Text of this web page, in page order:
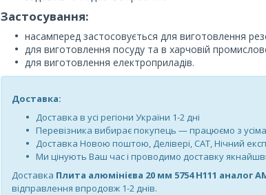
Застосування:
насамперед застосовується для виготовлення
для виготовлення посуду та в харчовій
для виготовлення електроприладів.
Доставка:
Доставка в усі регіони України 1-2 дні
Перевізника вибирає покупець — працюємо з
Доставка Новою поштою, Делівері, САТ, Нічний
Ми цінують Ваш час і проводимо доставку
Доставка Плита алюмінієва 20 мм 5754 Н111 аналог
відправлення впродовж 1-2 днів.